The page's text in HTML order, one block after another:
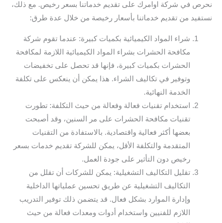
نحرص في شركة اوامرك على تقديم خدماتنا بسعر رخيص. مع ذلك،
نستفيد من تقديم خدماتنا بأسعار رخيصة من خلال عدة طرق:
شراء المواد الكيميائية بكميات كبيرة: عندما تقوم شركة
مكافحة الحشرات بشراء المواد الكيميائية اللازمة لمكافحة
الحشرات بكميات كبيرة، فإنها قد تحصل على تخفيضات
وتوفير في تكاليف الشراء. هذا يمكن أن ينعكس على تكلفة
الخدمة النهائية.
استخدام تقنيات فعالة وفعالة من حيث التكلفة: تطورت
تقنيات مكافحة الحشرات على مر السنين، وقد أصبحت
بعضها أكثر فعالية واقتصادية. بالاستفادة من التقنيات
المتقدمة والتكلفة الأقل، يمكن للشركة تقديم خدمات بسعر
رخيص دون التأثير على جودة العمل.
تقليل التكاليف التشغيلية: يمكن للشركات أن تقلل من
التكاليف التشغيلية عن طريق تحسين عملياتها الداخلية
وإدارة الموارد بشكل فعال. قد يتضمن ذلك توفير التدريب
اللازم للفنيين واستخدام أدوات ومعدات فعالة من حيث